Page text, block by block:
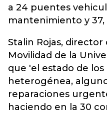
a 24 puentes
mantenimiento y
Stalin Rojas,
Movilidad de la
que 'el estado de
heterogénea,
reparaciones
haciendo en la 30